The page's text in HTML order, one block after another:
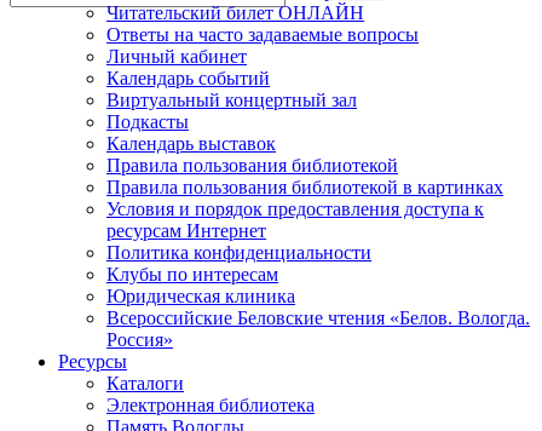
Читательский билет ОНЛАЙН
Ответы на часто задаваемые вопросы
Личный кабинет
Календарь событий
Виртуальный концертный зал
Подкасты
Календарь выставок
Правила пользования библиотекой
Правила пользования библиотекой в картинках
Условия и порядок предоставления доступа к
ресурсам Интернет
Политика конфиденциальности
Клубы по интересам
Юридическая клиника
Всероссийские Беловские чтения «Белов. Вологда.
Россия»
Ресурсы
Каталоги
Электронная библиотека
Память Вологды